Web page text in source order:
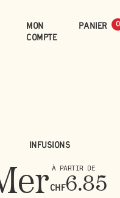
Mon
compte
0
0
Infusions
À PARTIR DE
CHF6.85